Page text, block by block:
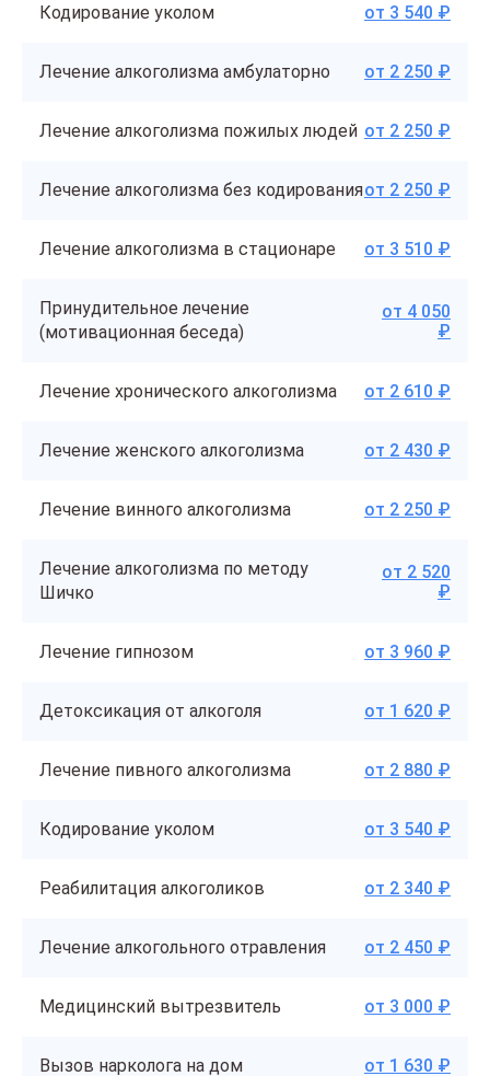
Кодирование уколом от 3 540 ₽
Лечение алкоголизма амбулаторно от 2 250 ₽
Лечение алкоголизма пожилых людей от 2 250 ₽
Лечение алкоголизма без кодированияот 2 250 ₽
Лечение алкоголизма в стационаре от 3 510 ₽
Принудительное лечение
(мотивационная беседа)
от 4 050
₽
Лечение хронического алкоголизма от 2 610 ₽
Лечение женского алкоголизма от 2 430 ₽
Лечение винного алкоголизма от 2 250 ₽
Лечение алкоголизма по методу
Шичко
от 2 520
₽
Лечение гипнозом от 3 960 ₽
Детоксикация от алкоголя от 1 620 ₽
Лечение пивного алкоголизма от 2 880 ₽
Кодирование уколом от 3 540 ₽
Реабилитация алкоголиков от 2 340 ₽
Лечение алкогольного отравления от 2 450 ₽
Медицинский вытрезвитель от 3 000 ₽
Вызов нарколога на дом от 1 630 ₽